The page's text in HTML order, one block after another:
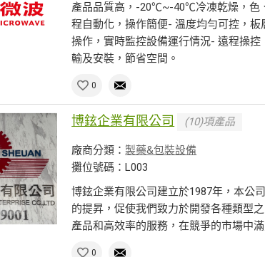
產品品質高，-20℃~-40℃冷凍乾燥，色
程自動化，操作簡便- 溫度均勻可控，
操作，實時監控設備運行情況- 遠程操
輸及安裝，節省空間。
0
博鉉企業有限公司 (10)項產品
廠商分類：製藥&包裝設備
攤位號碼：L003
博鉉企業有限公司建立於1987年，本公
的提昇，促使我們致力於開發各種類型
產品和高效率的服務，在競爭的市場中
0